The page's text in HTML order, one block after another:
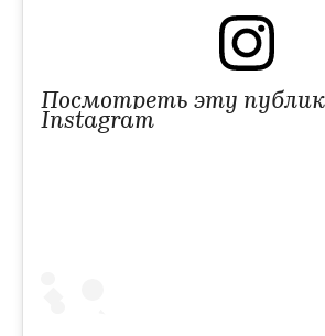
Посмотреть эту
Instagram